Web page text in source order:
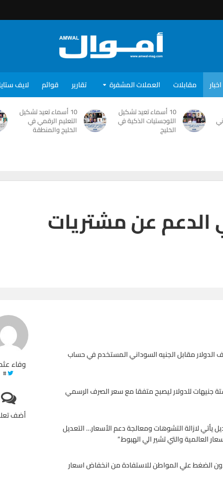
اخبار مقابلات العملات المشفرة تقارير قوائم لايف
10 أسماء تعيد تشكيل
اللوجستيات الذكية في
الخليج
10 أسماء تعيد تشكيل
التعليم الرقمي في
الخليج والمنطقة
عن مشتريات
وفاء
#
أضف
الدولار مقابل الجنيه السوداني المستخدم في حساب
جنيهات للدولار ليصبح متفقا مع سعر الصرف الرسمي
لازالة التشوهات ومعالجة دعم الأسعار… التعديل
العالمية والتي تشير الي الهبوط.”
الضغط علي المواطن للاستفادة من انخفاض اسعار